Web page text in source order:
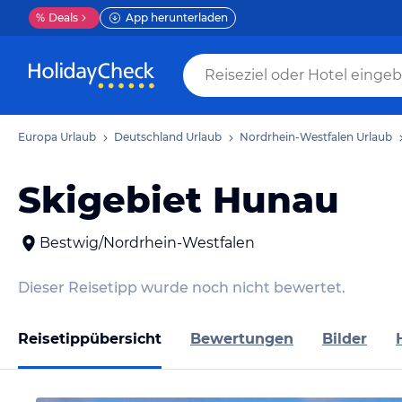
% Deals App herunterladen
Europa Urlaub Deutschland Urlaub Nordrhein-Westfalen Urlaub
Skigebiet Hunau
Bestwig/Nordrhein-Westfalen
Dieser Reisetipp wurde noch nicht bewertet.
Reisetippübersicht Bewertungen Bilder